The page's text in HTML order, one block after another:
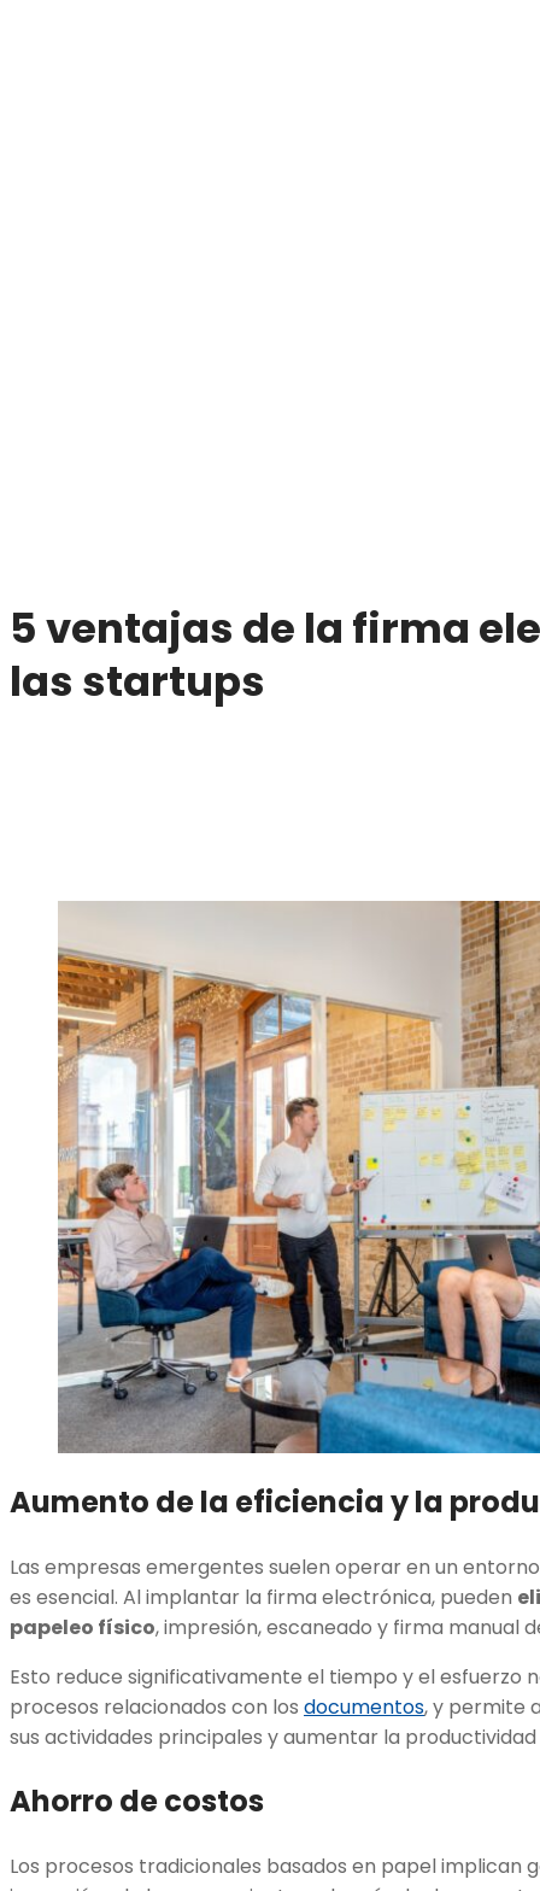
5 ventajas de la firma
las startups
Aumento de la eficiencia y la
Las empresas emergentes suelen operar en un
es esencial. Al implantar la firma electrónica, pueden
papeleo físico, impresión, escaneado y firma manual
Esto reduce significativamente el tiempo y el esfuerzo
procesos relacionados con los documentos, y permite
sus actividades principales y aumentar la
Ahorro de costos
Los procesos tradicionales basados en papel implican